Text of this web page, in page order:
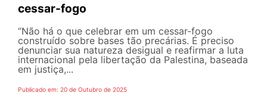
cessar-fogo
“Não há o que celebrar em um cessar-fogo
construído sobre bases tão precárias. É preciso
denunciar sua natureza desigual e reafirmar a luta
internacional pela libertação da Palestina, baseada
em justiça,...
Publicado em: 20 de Outubro de 2025